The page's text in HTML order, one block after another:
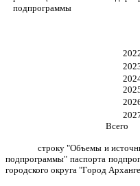
подпрограммы
Всего
строку "Объемы и
подпрограммы" паспорта
городского округа "Город